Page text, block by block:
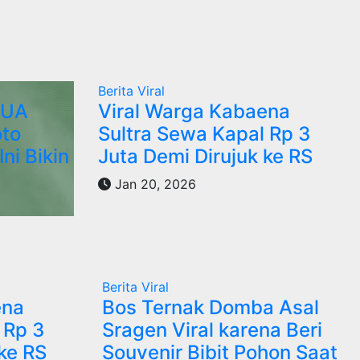
Bikin
Berita Viral
Viral Warga Kabaena
Sultra Sewa Kapal Rp 3
Juta Demi Dirujuk ke RS
Jan 20, 2026
3
RS
Berita Viral
Bos Ternak Domba Asal
Sragen Viral karena Beri
Souvenir Bibit Pohon Saat